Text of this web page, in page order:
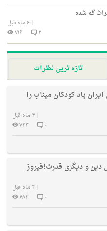
گم شده
|۶ ماه قبل
۲
۷۱۶
تازه ترین نظرات
یاد کودکان میناب را
| ۴ ماه قبل
۰
۷۲۳
و دیگری قدرت!فیروز
| ۴ ماه قبل
۰
۶۸۴